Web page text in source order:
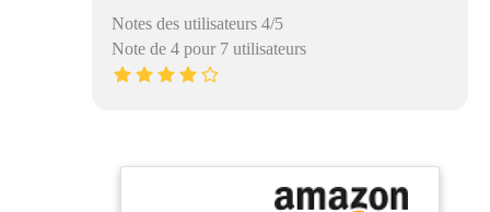
Notes des utilisateurs 4/5
Note de 4 pour 7 utilisateurs